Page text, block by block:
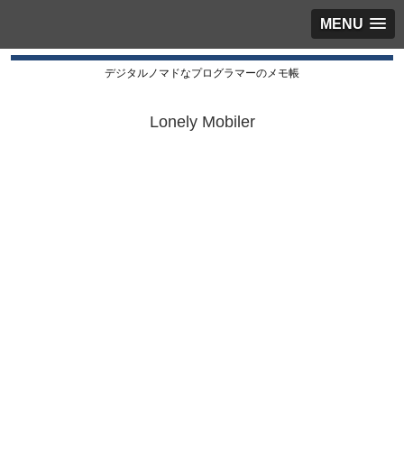
MENU
デジタルノマドなプログラマーのメモ帳
Lonely Mobiler